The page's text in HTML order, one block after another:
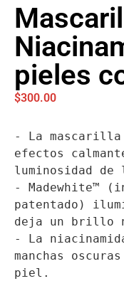
pieles
$300.00
- La mascarilla
efectos
luminosidad
- Madewhite™
patentado)
deja un brillo
- La
manchas
piel.